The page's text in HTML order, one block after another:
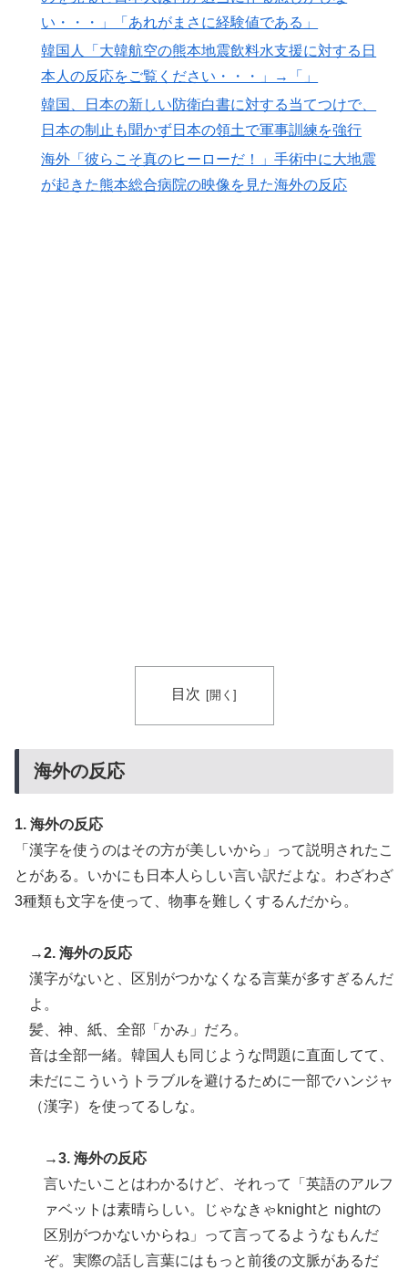
い・・・」「あれがまさに経験値である」
韓国人「大韓航空の熊本地震飲料水支援に対する日
本人の反応をご覧ください・・・」→「」
韓国、日本の新しい防衛白書に対する当てつけで、
日本の制止も聞かず日本の領土で軍事訓練を強行
海外「彼らこそ真のヒーローだ！」手術中に大地震
が起きた熊本総合病院の映像を見た海外の反応
目次
海外の反応
1. 海外の反応
「漢字を使うのはその方が美しいから」って説明されたこ
とがある。いかにも日本人らしい言い訳だよな。わざわざ
3種類も文字を使って、物事を難しくするんだから。
→2. 海外の反応
漢字がないと、区別がつかなくなる言葉が多すぎるんだ
よ。
髪、神、紙、全部「かみ」だろ。
音は全部一緒。韓国人も同じような問題に直面してて、
未だにこういうトラブルを避けるために一部でハンジャ
（漢字）を使ってるしな。
→3. 海外の反応
言いたいことはわかるけど、それって「英語のアルフ
ァベットは素晴らしい。じゃなきゃknightと nightの
区別がつかないからね」って言ってるようなもんだ
ぞ。実際の話し言葉にはもっと前後の文脈があるだ